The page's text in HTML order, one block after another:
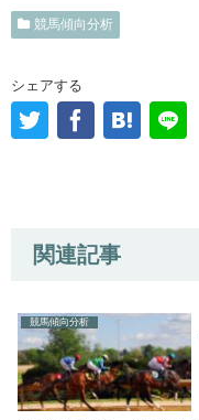
競馬傾向分析
シェアする
関連記事
競馬傾向分析